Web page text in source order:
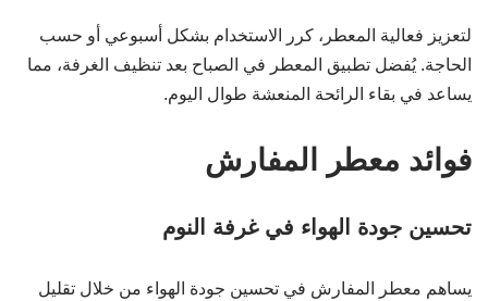
لتعزيز فعالية المعطر، كرر الاستخدام بشكل أسبوعي أو حسب
الحاجة. يُفضل تطبيق المعطر في الصباح بعد تنظيف الغرفة، مما
يساعد في بقاء الرائحة المنعشة طوال اليوم.
فوائد معطر المفارش
تحسين جودة الهواء في غرفة النوم
يساهم معطر المفارش في تحسين جودة الهواء من خلال تقليل